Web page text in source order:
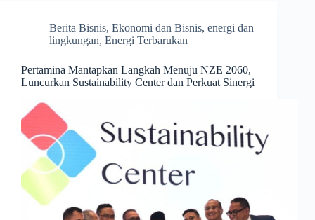
Berita Bisnis, Ekonomi dan Bisnis, energi dan
lingkungan, Energi Terbarukan
Pertamina Mantapkan Langkah Menuju NZE 2060,
Luncurkan Sustainability Center dan Perkuat Sinergi